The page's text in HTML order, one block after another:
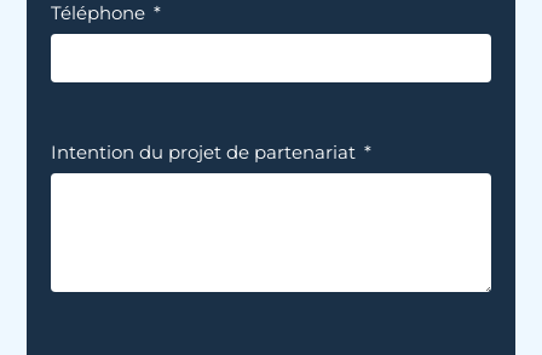
Téléphone
Intention du projet de partenariat